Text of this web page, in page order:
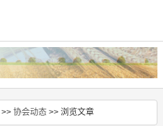
>> 协会动态 >> 浏览文章